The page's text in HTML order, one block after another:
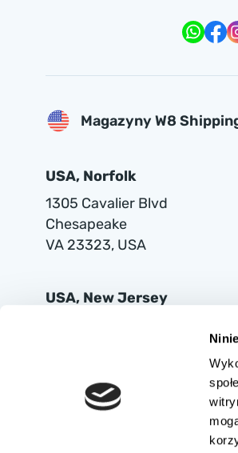
Magazyny W8
USA, Norfolk
1305 Cavalier Blvd
Chesapeake
VA 23323, USA
USA, New Jersey